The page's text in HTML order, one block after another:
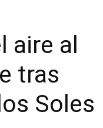
Claras
aire al
tras
Soles